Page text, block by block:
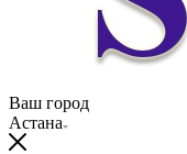
Ваш город
Астана